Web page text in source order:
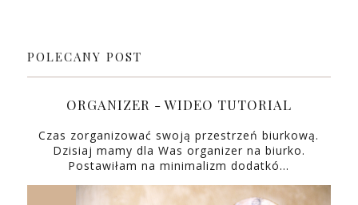
POLECANY POST
ORGANIZER - WIDEO TUTORIAL
Czas zorganizować swoją przestrzeń biurkową.
Dzisiaj mamy dla Was organizer na biurko.
Postawiłam na minimalizm dodatkó…